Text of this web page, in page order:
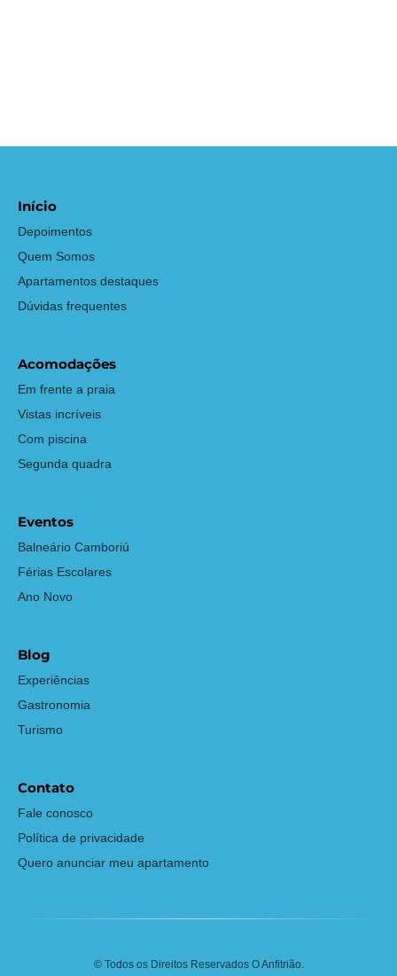
Início
Depoimentos
Quem Somos
Apartamentos destaques
Dúvidas frequentes
Acomodações
Em frente a praia
Vistas incríveis
Com piscina
Segunda quadra
Eventos
Balneário Camboriú
Férias Escolares
Ano Novo
Blog
Experiências
Gastronomia
Turismo
Contato
Fale conosco
Política de privacidade
Quero anunciar meu apartamento
© Todos os Direitos Reservados O Anfitrião.